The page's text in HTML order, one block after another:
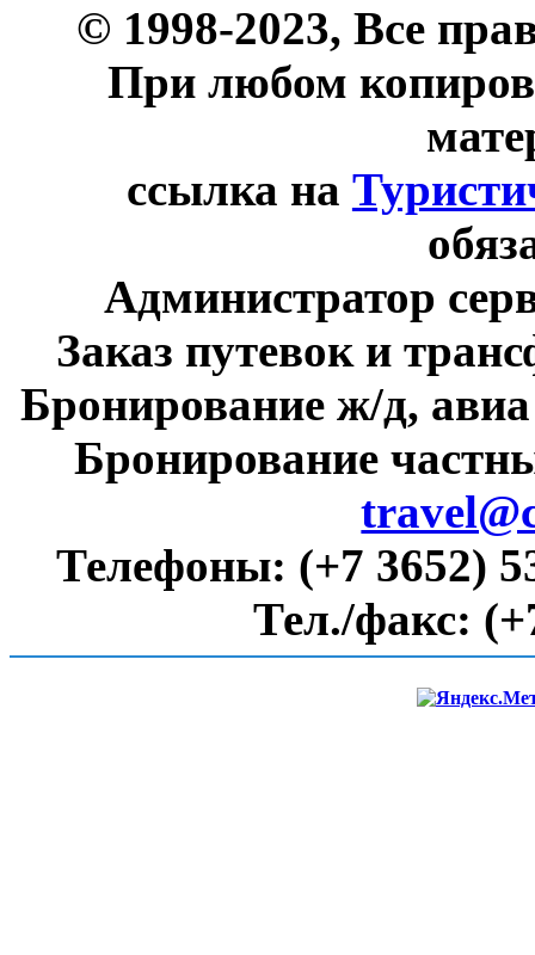
© 1998-2023, Все
При любом
ссылка на
Администратор
Заказ путевок и
Бронирование ж/д,
Бронирование
Телефоны: (+7 3652)
Тел./факс: